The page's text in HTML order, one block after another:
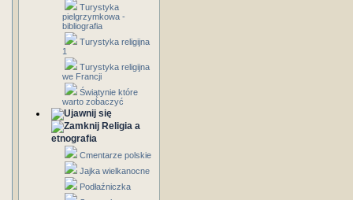
Turystyka
pielgrzymkowa -
bibliografia
Turystyka religijna
1
Turystyka religijna
we Francji
Świątynie które
warto zobaczyć
Religia a
etnografia
Cmentarze polskie
Jajka wielkanocne
Podłaźniczka